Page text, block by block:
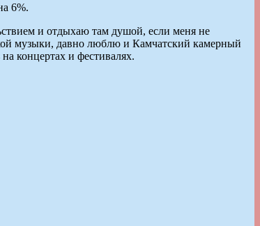
6%.
и отдыхаю там душой, если меня не
музыки, давно люблю и Камчатский камерный
концертах и фестивалях.